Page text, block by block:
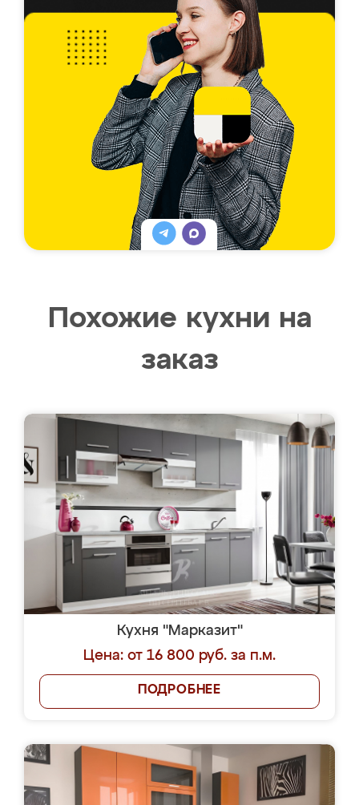
Похожие кухни на
заказ
Кухня "Марказит"
Цена: от 16 800 руб. за п.м.
ПОДРОБНЕЕ